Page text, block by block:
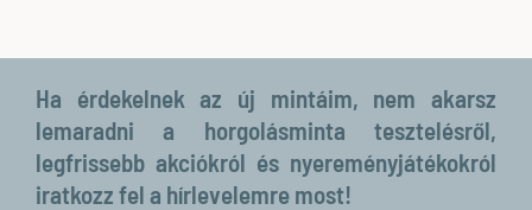
Ha érdekelnek az új mintáim, nem akarsz
lemaradni a horgolásminta tesztelésről,
legfrissebb akciókról és nyereményjátékokról
iratkozz fel a hírlevelemre most!